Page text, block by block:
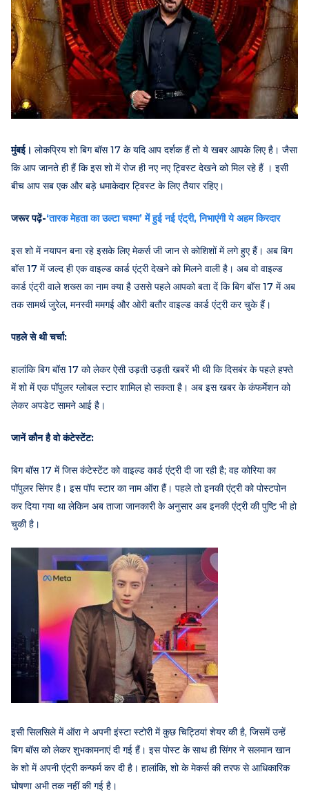
मुंबई। लोकप्रिय शो बिग बॉस 17 के यदि आप दर्शक हैं तो ये खबर आपके लिए है। जैसा
कि आप जानते ही हैं कि इस शो में रोज ही नए नए ट्विस्ट देखने को मिल रहे हैं । इसी
बीच आप सब एक और बड़े धमाकेदार ट्विस्ट के लिए तैयार रहिए।
जरूर पढ़ें-‘तारक मेहता का उल्टा चश्मा’ में हुई नई एंट्री, निभाएंगी ये अहम किरदार
इस शो में नयापन बना रहे इसके लिए मेकर्स जी जान से कोशिशों में लगे हुए हैं। अब बिग
बॉस 17 में जल्द ही एक वाइल्ड कार्ड एंट्री देखने को मिलने वाली है। अब वो वाइल्ड
कार्ड एंट्री वाले शख्स का नाम क्या है उससे पहले आपको बता दें कि बिग बॉस 17 में अब
तक सामर्थ जुरेल, मनस्वी ममगई और ओरी बतौर वाइल्ड कार्ड एंट्री कर चुके हैं।
पहले से थी चर्चा:
हालांकि बिग बॉस 17 को लेकर ऐसी उड़ती उड़ती खबरें भी थी कि दिसबंर के पहले हफ्ते
में शो में एक पॉपुलर ग्लोबल स्टार शामिल हो सकता है। अब इस खबर के कंफर्मेशन को
लेकर अपडेट सामने आई है।
जानें कौन है वो कंटेस्टेंट:
बिग बॉस 17 में जिस कंटेस्टेंट को वाइल्ड कार्ड एंट्री दी जा रही है; वह कोरिया का
पॉपुलर सिंगर है। इस पॉप स्टार का नाम ऑरा हैं। पहले तो इनकी एंट्री को पोस्टपोन
कर दिया गया था लेकिन अब ताजा जानकारी के अनुसार अब इनकी एंट्री की पुष्टि भी हो
चुकी है।
इसी सिलसिले में ऑरा ने अपनी इंस्टा स्टोरी में कुछ चिट्ठियां शेयर की है, जिसमें उन्हें
बिग बॉस को लेकर शुभकामनाएं दी गई हैं। इस पोस्ट के साथ ही सिंगर ने सलमान खान
के शो में अपनी एंट्री कन्फर्म कर दी है। हालांकि, शो के मेकर्स की तरफ से आधिकारिक
घोषणा अभी तक नहीं की गई है।